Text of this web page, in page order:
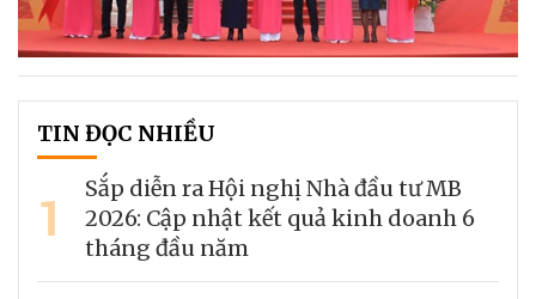
TIN ĐỌC NHIỀU
1
Sắp diễn ra Hội nghị Nhà đầu tư MB
2026: Cập nhật kết quả kinh doanh 6
tháng đầu năm